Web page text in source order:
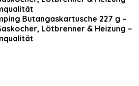
Butangaskartusche 227 g –
Lötbrenner & Heizung –